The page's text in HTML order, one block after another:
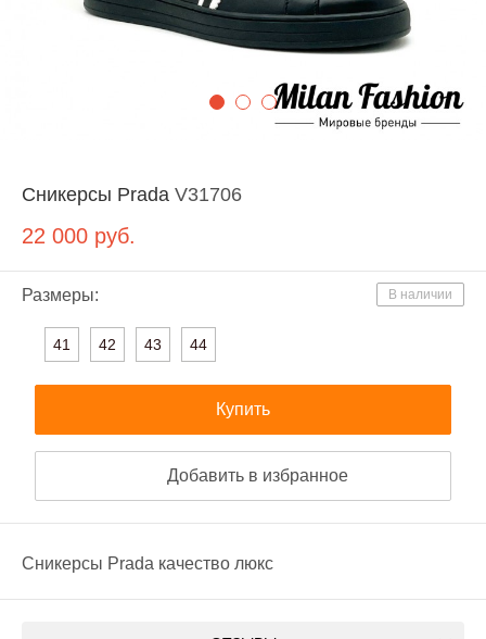
Сникерсы Prada V31706
22 000 руб.
В наличии
Размеры:
41 42 43 44
Купить
Добавить в избранное
Сникерсы Prada качество люкс